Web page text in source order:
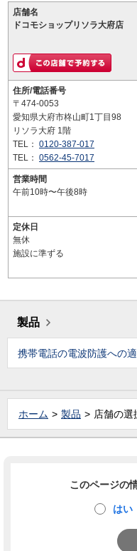
店舗名
ドコモショップリソラ大府店
住所/電話番号
〒474-0053
愛知県大府市柊山町1丁目98
リソラ大府 1階
TEL： 0120-387-017
TEL： 0562-45-7017
営業時間
午前10時〜午後8時
定休日
無休
施設に準ずる
製品
携帯電話の電波防護への
ホーム 製品 店舗の選
このページの
はい